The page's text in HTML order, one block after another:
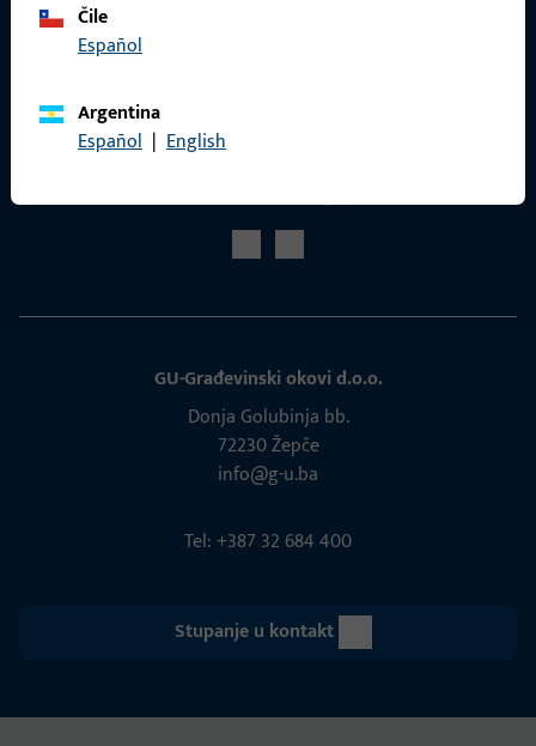
Čile
Español
Argentina
Español | English
GU-Građevinski okovi d.o.o.
Donja Golubinja bb.
72230 Žepče
info@g-u.ba
Tel: +387 32 684 400
Stupanje u kontakt